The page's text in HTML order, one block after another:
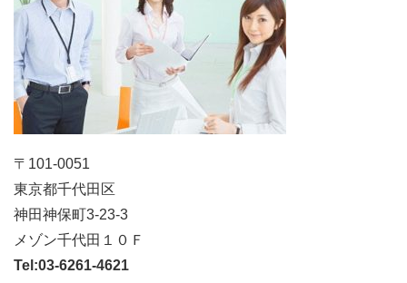
〒101-0051
東京都千代田区
神田神保町3-23-3
メゾン千代田１０Ｆ
Tel:03-6261-4621